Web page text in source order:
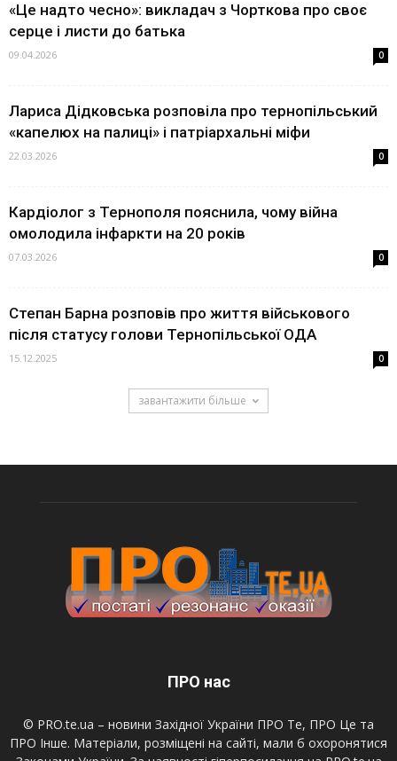
«Це надто чесно»: викладач з Чорткова про своє
серце і листи до батька
09.04.2026 0
Лариса Дідковська розповіла про тернопільський
«капелюх на палиці» і патріархальні міфи
22.03.2026 0
Кардіолог з Тернополя пояснила, чому війна
омолодила інфаркти на 20 років
07.03.2026 0
Степан Барна розповів про життя військового
після статусу голови Тернопільської ОДА
15.12.2025 0
завантажити більше
ПРО нас
© PRO.te.ua – новини Західної України ПРО Те, ПРО Це та
ПРО Інше. Матеріали, розміщені на сайті, мали б охоронятися